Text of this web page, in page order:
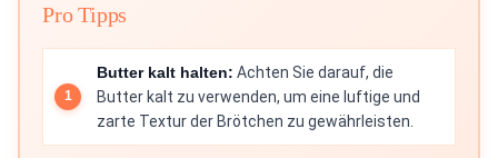
Pro Tipps
Butter kalt halten: Achten Sie darauf, die
Butter kalt zu verwenden, um eine luftige und
zarte Textur der Brötchen zu gewährleisten.